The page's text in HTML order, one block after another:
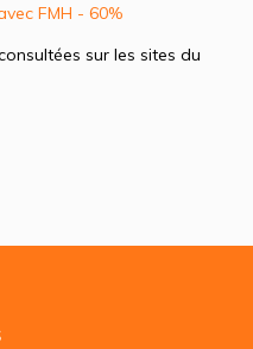
FMH - 60%
sur les sites du